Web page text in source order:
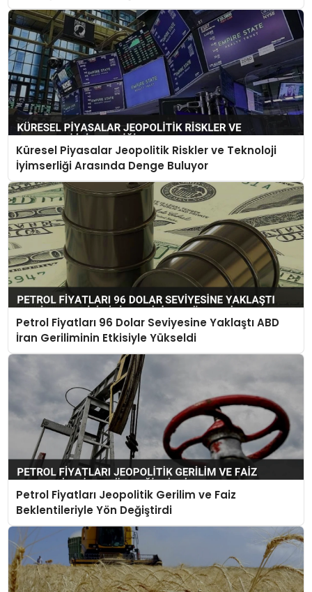
Küresel Piyasalar Jeopolitik Riskler ve Teknoloji
İyimserliği Arasında Denge Buluyor
Petrol Fiyatları 96 Dolar Seviyesine Yaklaştı ABD
İran Geriliminin Etkisiyle Yükseldi
Petrol Fiyatları Jeopolitik Gerilim ve Faiz
Beklentileriyle Yön Değiştirdi